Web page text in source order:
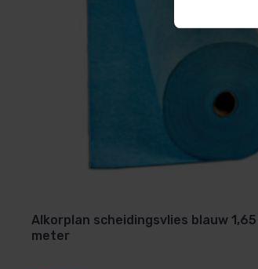
Knip eventueel bij voor een
Plaats vervolgens de
Gebruik het ondertapijt in
extra laag, zeker bij harde
Alkorplan scheidingsvlies blauw
meter